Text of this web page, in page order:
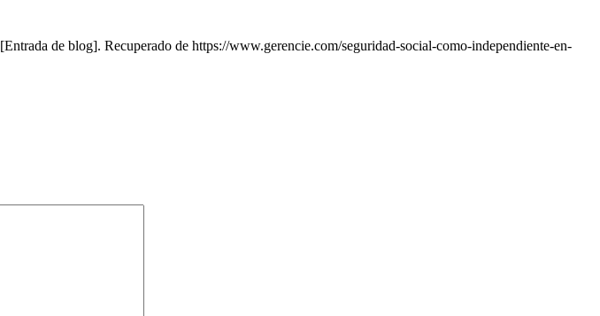
[Entrada de blog]. Recuperado de https://www.gerencie.com/seguridad-social-como-independiente-en-